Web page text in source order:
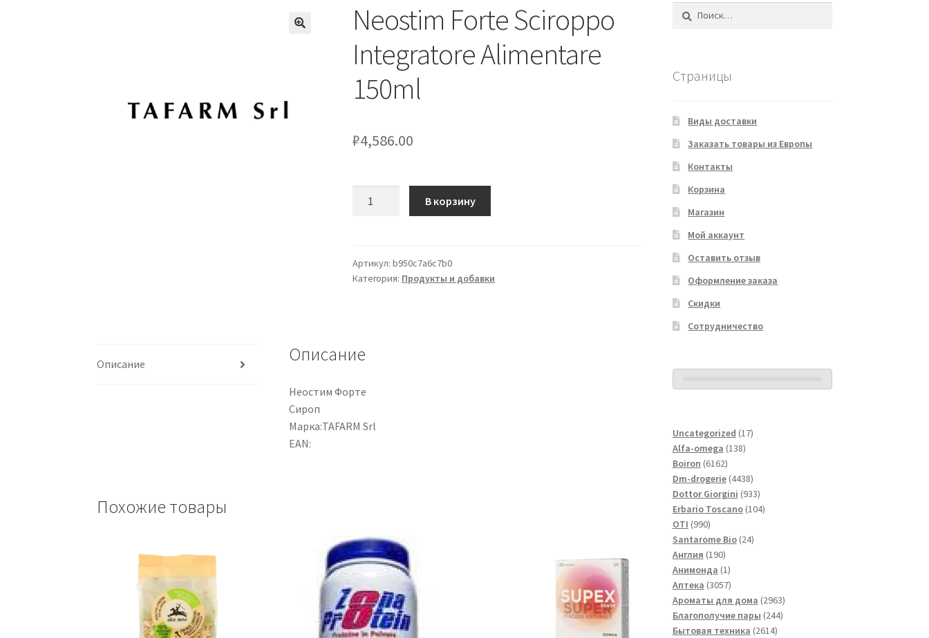
Neostim Forte Sciroppo
Integratore Alimentare
150ml
₽4,586.00
Sciroppo
Integratore
В корзину
Артикул:b950c7a6c7b0
Категория: Продукты и добавки
Описание Описание
Неостим Форте
Сироп
Марка:TAFARM Srl
EAN:
Похожие товары
Страницы
Виды доставки
Заказать товары из Европы
Контакты
Корзина
Магазин
Мой аккаунт
Оставить отзыв
Оформление заказа
Скидки
Сотрудничество
Uncategorized 1717
Alfa-omega 138138
Boiron 61626162
товара
Dm-drogerie 44384438
товаров
Dottor Giorgini 933933
товара
Erbario Toscano 104104
OTI 990990
товаров
Santarome Bio 2424
Англия 190190
товаров
Анимонда 11
товар
Аптека 30573057
товаров
Ароматы для дома 29632963
товара
Благополучие пары 244244
Бытовая техника 26142614